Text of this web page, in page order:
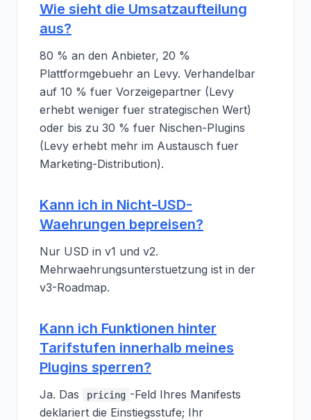
Wie sieht die Umsatzaufteilung
aus?
80 % an den Anbieter, 20 %
Plattformgebuehr an Levy. Verhandelbar
auf 10 % fuer Vorzeigepartner (Levy
erhebt weniger fuer strategischen Wert)
oder bis zu 30 % fuer Nischen-Plugins
(Levy erhebt mehr im Austausch fuer
Marketing-Distribution).
Kann ich in Nicht-USD-
Waehrungen bepreisen?
Nur USD in v1 und v2.
Mehrwaehrungsunterstuetzung ist in der
v3-Roadmap.
Kann ich Funktionen hinter
Tarifstufen innerhalb meines
Plugins sperren?
Ja. Das pricing -Feld Ihres Manifests
deklariert die Einstiegsstufe; Ihr